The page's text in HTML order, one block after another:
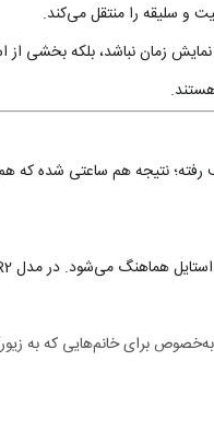
و سلیقه را منتقل می‌کند.
زمان نباشد، بلکه بخشی
رفته؛ نتیجه هم ساعتی شده
برای خانم‌هایی که به